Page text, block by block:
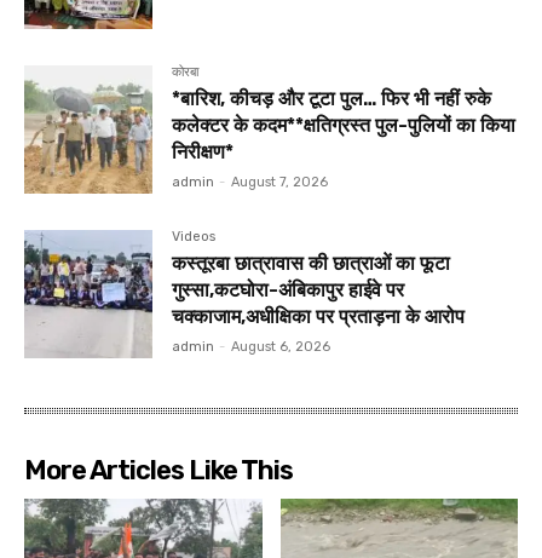
कोरबा
*बारिश, कीचड़ और टूटा पुल… फिर भी नहीं रुके
कलेक्टर के कदम**क्षतिग्रस्त पुल-पुलियों का किया
निरीक्षण*
admin - August 7, 2026
Videos
कस्तूरबा छात्रावास की छात्राओं का फूटा
गुस्सा,कटघोरा-अंबिकापुर हाईवे पर
चक्काजाम,अधीक्षिका पर प्रताड़ना के आरोप
admin - August 6, 2026
More Articles Like This